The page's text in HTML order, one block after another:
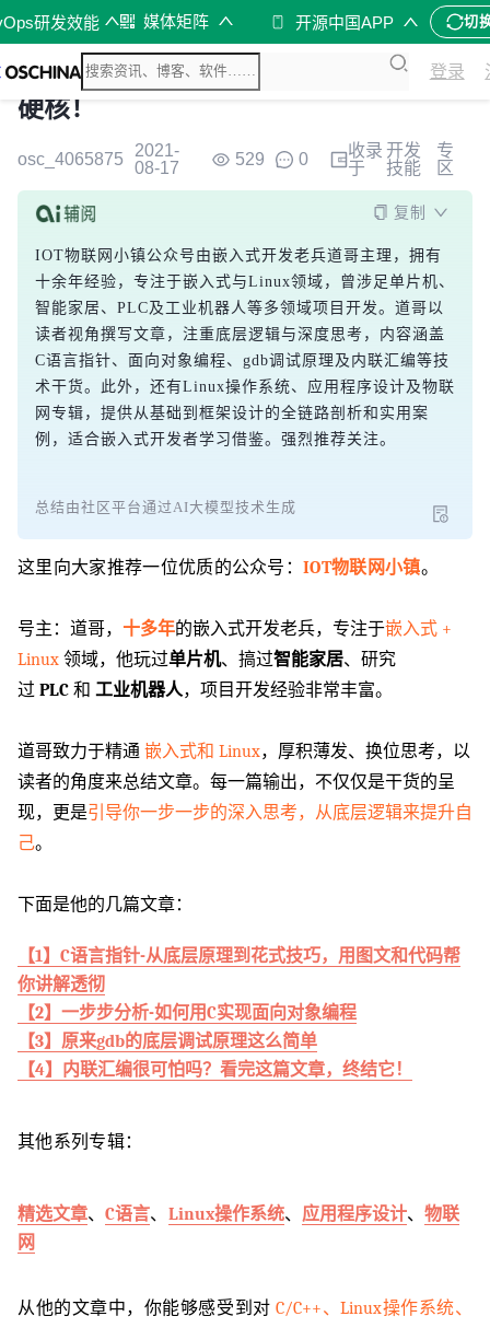
研发效能 媒体矩阵 开源中国APP 切
登录
硬核！
osc_4065875
2021-
08-17
529 0
收录
于
开发
技能
专
区
复制
IOT物联网小镇公众号由嵌入式开发老兵道哥主理，拥有
十余年经验，专注于嵌入式与Linux领域，曾涉足单片机、
智能家居、PLC及工业机器人等多领域项目开发。道哥以
读者视角撰写文章，注重底层逻辑与深度思考，内容涵盖
C语言指针、面向对象编程、gdb调试原理及内联汇编等技
术干货。此外，还有Linux操作系统、应用程序设计及物联
网专辑，提供从基础到框架设计的全链路剖析和实用案
例，适合嵌入式开发者学习借鉴。强烈推荐关注。
总结由社区平台通过AI大模型技术生成
这里向大家推荐一位优质的公众号：IOT物联网小镇。
号主：道哥， 十多年的嵌入式开发老兵， 专注于嵌入式 +
Linux 领域，他玩过单片机、搞过智能家居、研究
过 PLC 和 工业机器人，项目开发经验非常丰富。
道哥致力于精通 嵌入式和 Linux，厚积薄发、换位思考，以
读者的角度来总结文章。每一篇输出，不仅仅是干货的呈
现，更是引导你一步一步的深入思考，从底层逻辑来提升自
己。
下面是他的几篇文章：
【1】C语言指针-从底层原理到花式技巧，用图文和代码帮
你讲解透彻
【2】一步步分析-如何用C实现面向对象编程
【3】原来gdb的底层调试原理这么简单
【4】内联汇编很可怕吗？看完这篇文章，终结它！
其他系列专辑：
精选文章、C语言、 Linux操作系统、 应用程序设计、物联
网
从他的文章中，你能够感受到对C/C++、Linux操作系统、